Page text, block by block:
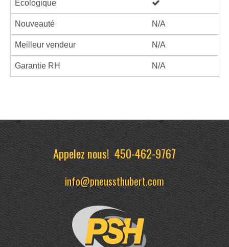
Écologique
Nouveauté N/A
Meilleur vendeur N/A
Garantie RH N/A
Appelez nous!450-462-9767
info@pneussthubert.com